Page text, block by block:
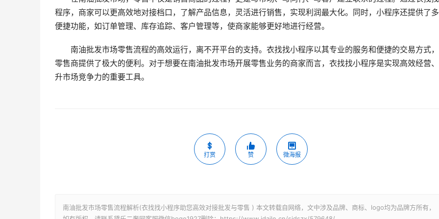
程序，商家可以更高效地对接档口，了解产品信息，灵活进行销售，实现利润最大化。同时，小程序还提供了
便捷功能，如订单管理、库存追踪、客户管理等，使商家能够更好地进行经营。
南油批发市场零售流程的高效运行，离不开平台的支持。衣找找小程序以其专业的服务和便捷的交易方式
零售商提供了极大的便利。对于想要在南油批发市场开展零售业务的商家而言，衣找找小程序是实现高效经营
升市场竞争力的重要工具。
打赏 赞 微海报
南油批发市场零售流程解析(衣找找小程序助您高效对接批发与零售 ) 本文转载自网络，文中涉及品牌、商标、logo均为品牌方所有，